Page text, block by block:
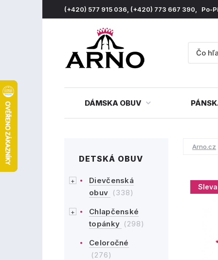
(+420) 577 915 036, (+420) 773 667 390, Po-
DÁMSKA OBUV
DETSKÁ OBUV
Dievčenská
obuv (338)
Chlapčenské
topánky (298)
Celoročné
(276)
Arno.cz
Sleva